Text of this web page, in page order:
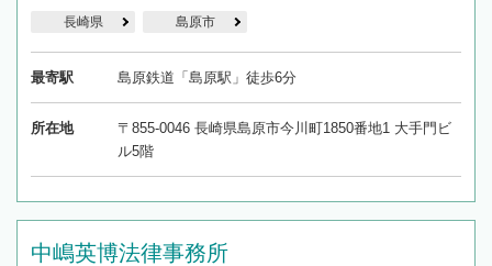
長崎県 島原市
最寄駅 島原鉄道「島原駅」徒歩6分
所在地
〒855-0046 長崎県島原市今川町1850番地1 大手門ビ
ル5階
中嶋英博法律事務所